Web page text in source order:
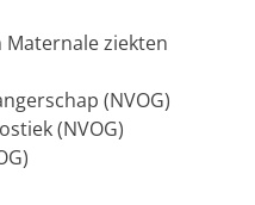
ziekten
(NVOG)
(NVOG)